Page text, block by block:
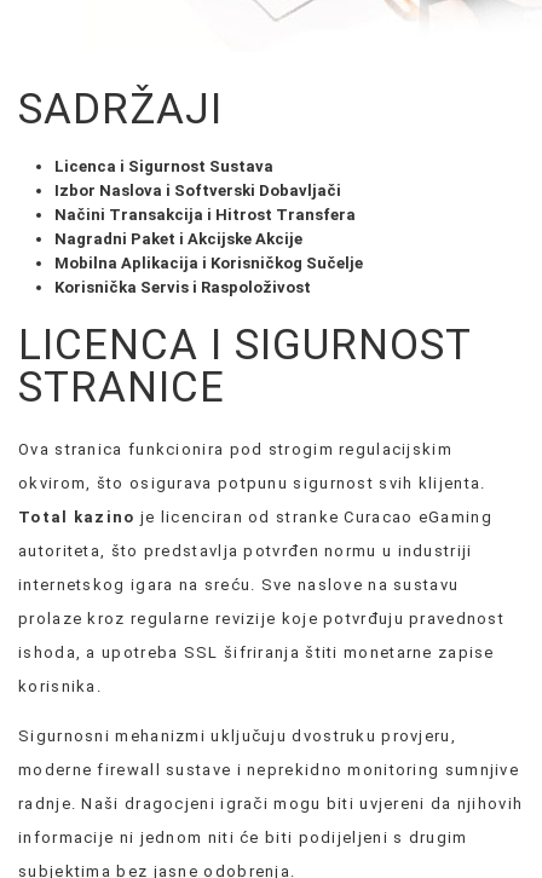
SADRŽAJI
Licenca i Sigurnost Sustava
Izbor Naslova i Softverski Dobavljači
Načini Transakcija i Hitrost Transfera
Nagradni Paket i Akcijske Akcije
Mobilna Aplikacija i Korisničkog Sučelje
Korisnička Servis i Raspoloživost
LICENCA I SIGURNOST
STRANICE
Ova stranica funkcionira pod strogim regulacijskim
okvirom, što osigurava potpunu sigurnost svih klijenta.
Total kazino je licenciran od stranke Curacao eGaming
autoriteta, što predstavlja potvrđen normu u industriji
internetskog igara na sreću. Sve naslove na sustavu
prolaze kroz regularne revizije koje potvrđuju pravednost
ishoda, a upotreba SSL šifriranja štiti monetarne zapise
korisnika.
Sigurnosni mehanizmi uključuju dvostruku provjeru,
moderne firewall sustave i neprekidno monitoring sumnjive
radnje. Naši dragocjeni igrači mogu biti uvjereni da njihovih
informacije ni jednom niti će biti podijeljeni s drugim
subjektima bez jasne odobrenja.